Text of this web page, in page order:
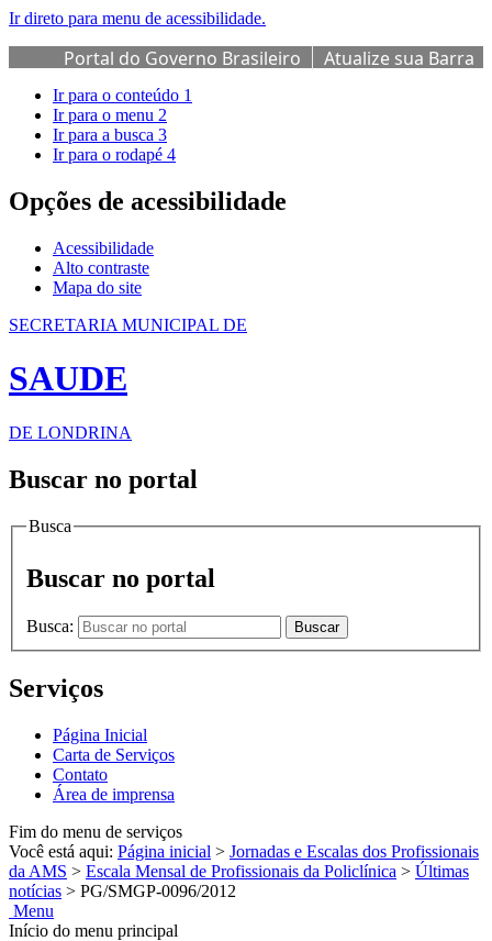
Ir direto para menu de acessibilidade.
Portal do Governo Brasileiro
Atualize sua Barra
de Governo
Ir para o conteúdo 1
Ir para o menu 2
Ir para a busca 3
Ir para o rodapé 4
Opções de acessibilidade
Acessibilidade
Alto contraste
Mapa do site
SECRETARIA MUNICIPAL DE
SAUDE
DE LONDRINA
Buscar no portal
Busca
Buscar no portal
Busca: Buscar
Serviços
Página Inicial
Carta de Serviços
Contato
Área de imprensa
Fim do menu de serviços
Você está aqui: Página inicial > Jornadas e Escalas dos Profissionais
da AMS > Escala Mensal de Profissionais da Policlínica > Últimas
notícias > PG/SMGP-0096/2012
Menu
Início do menu principal